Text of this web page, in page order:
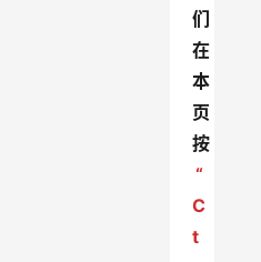
们
在
本
页
按
“
C
t